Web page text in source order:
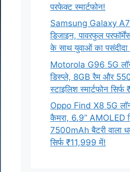
परफेक्ट स्मार्टफोन!
Samsung Galaxy
डिजाइन, पावरफुल
के साथ युवाओं का पसंदीदा
Motorola G96 5G
डिस्प्ले, 8GB रैम और
स्टाइलिश स्मार्टफोन
Oppo Find X8 5G
कैमरा, 6.9” AMOLED
7500mAh बैटरी वाला
सिर्फ ₹11,999 में!